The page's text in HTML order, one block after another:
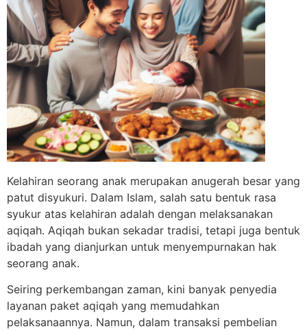
Kelahiran seorang anak merupakan anugerah besar yang
patut disyukuri. Dalam Islam, salah satu bentuk rasa
syukur atas kelahiran adalah dengan melaksanakan
aqiqah. Aqiqah bukan sekadar tradisi, tetapi juga bentuk
ibadah yang dianjurkan untuk menyempurnakan hak
seorang anak.
Seiring perkembangan zaman, kini banyak penyedia
layanan paket aqiqah yang memudahkan
pelaksanaannya. Namun, dalam transaksi pembelian